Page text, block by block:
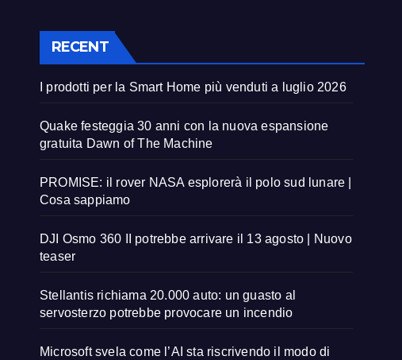
RECENT
I prodotti per la Smart Home più venduti a luglio 2026
Quake festeggia 30 anni con la nuova espansione
gratuita Dawn of The Machine
PROMISE: il rover NASA esplorerà il polo sud lunare |
Cosa sappiamo
DJI Osmo 360 II potrebbe arrivare il 13 agosto | Nuovo
teaser
Stellantis richiama 20.000 auto: un guasto al
servosterzo potrebbe provocare un incendio
Microsoft svela come l’AI sta riscrivendo il modo di